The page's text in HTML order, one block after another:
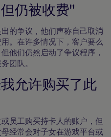
仍被收费"
的争议，他们声称自己取消
。在许多情况下，客户要么
他们仍然启动了争议程序，
团队。
允许购买了此
员工购买持卡人的账户，但
经常会对子女在游戏平台或